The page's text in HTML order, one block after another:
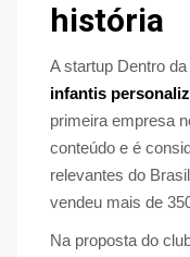
história
A startup Dentro
infantis
primeira empresa
conteúdo e é
relevantes do
vendeu mais de
Na proposta do